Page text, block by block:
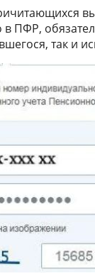
в ПФР,
так и